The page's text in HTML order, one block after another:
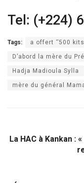
Tel: (+224)
Tags: a offert ‘’500
D’abord la mère du
Hadja Madioula Sylla
mère du général
La HAC à Kankan :